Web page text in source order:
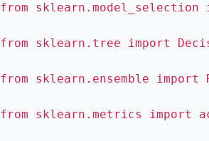
from
from sklearn.tree import
from sklearn.ensemble import
from sklearn.metrics import